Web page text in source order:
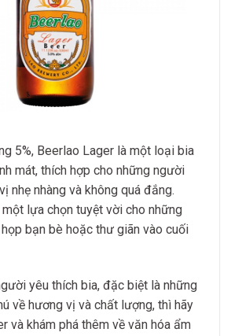
5%, Beerlao Lager là một loại bia
mát, thích hợp cho những người
nhẹ nhàng và không quá đắng.
lựa chọn tuyệt vời cho những
bạn bè hoặc thư giãn vào cuối
yêu thích bia, đặc biệt là những
về hương vị và chất lượng, thì hãy
và khám phá thêm về văn hóa ẩm